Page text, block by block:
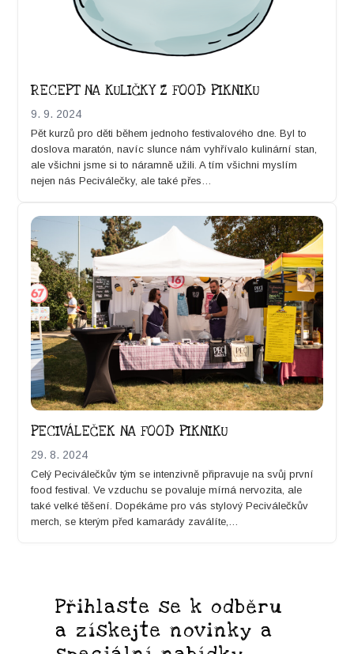
RECEPT NA KULIČKY Z FOOD PIKNIKU
9. 9. 2024
Pět kurzů pro děti během jed­no­ho fes­ti­val­ového dne. Byl to
doslo­va maratón, navíc slunce nám vyhří­va­lo kulinární stan,
ale všich­ni jsme si to náram­ně užili. A tím všich­ni mys­lím
nejen nás Peciválečky, ale také přes…
PECIVÁLEČEK NA FOOD PIKNIKU
29. 8. 2024
Celý Peciválečkův tým se inten­zivně připravu­je na svůj první
food fes­ti­val. Ve vzduchu se poval­u­je mírná ner­vozi­ta, ale
také velké těšení. Dopékáme pro vás stylový Peciválečkův
merch, se kterým před kamarády zaválíte,…
Přihlaste se k odběru
a získejte novinky a